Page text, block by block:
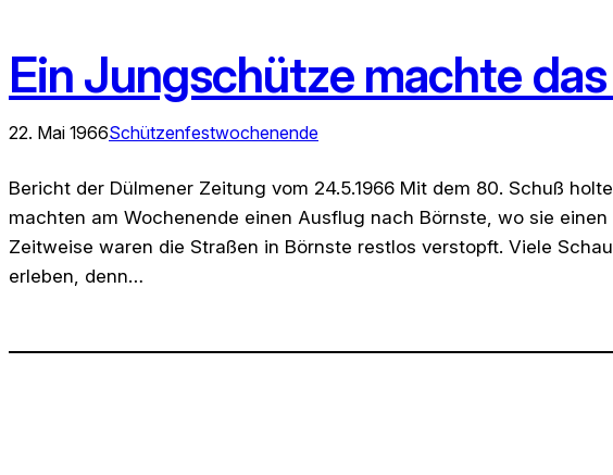
Ein Jungschütze machte
22. Mai 1966Schützenfestwochenende
Bericht der Dülmener Zeitung vom 24.5.1966 Mit dem 80. Schuß
machten am Wochenende einen Ausflug nach Börnste, wo sie
Zeitweise waren die Straßen in Börnste restlos verstopft. Viele
erleben, denn…